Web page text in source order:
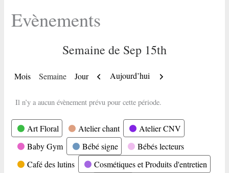
Evènements
Semaine de Sep 15th
Mois Semaine Jour Précédent
Aujourd’hui Suivant
Il n’y a aucun évènement prévu pour cette période.
Catégories
Art Floral Atelier chant
Atelier CNV
Baby Gym
Bébé signe
Bébés lecteurs
Café des lutins
Cosmétiques et Produits d'entretien